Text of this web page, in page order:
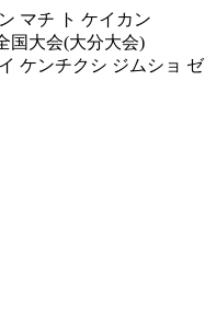
マチ ト ケイカン
国大会(大分大会)
ケンチクシ ジムショ